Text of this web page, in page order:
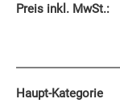
Preis inkl. MwSt.:
Haupt-Kategorie